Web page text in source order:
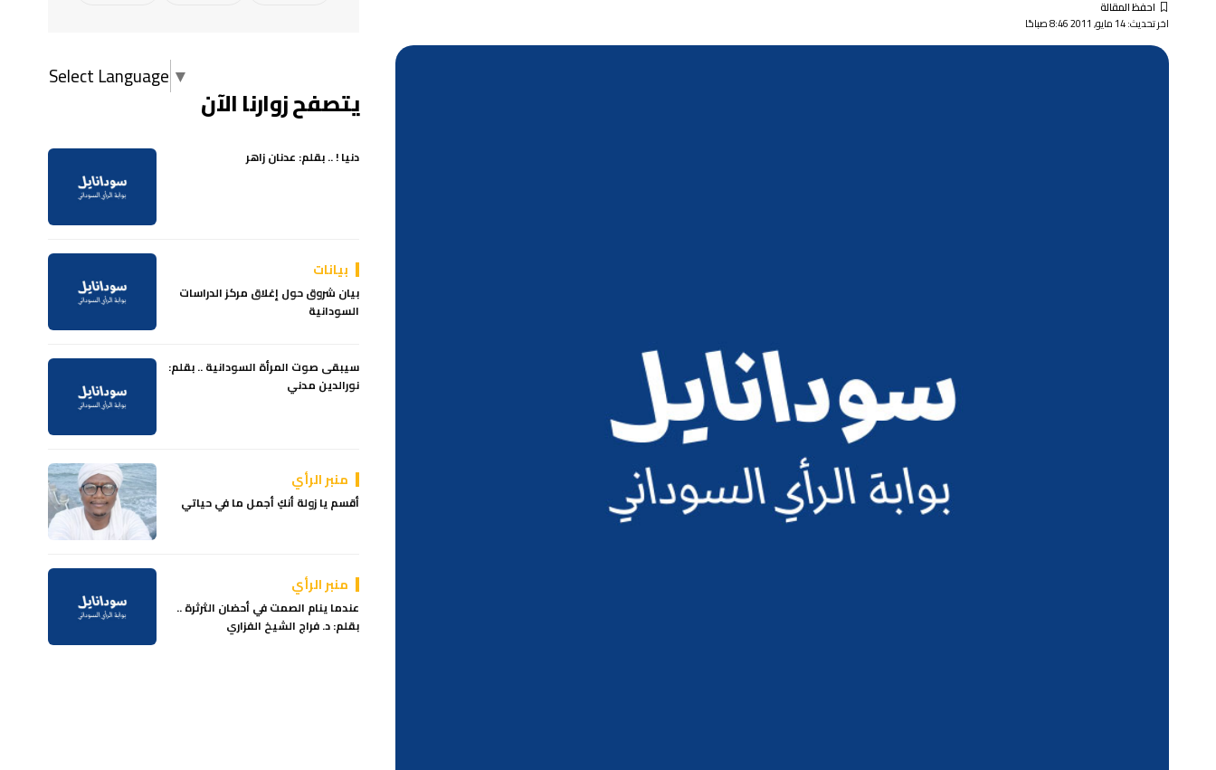
اخر تحديث: 14 مايو, 2011 8:46 صباحًا
Select Language ▼
يتصفح زوارنا الآن
دنيا ! .. بقلم: عدنان زاهر
بيانات
بيان شروق حول إغلاق مركز الدراسات
السودانية
سيبقى صوت المرأة السودانية .. بقلم:
نورالدين مدني
منبر الرأي
أقسم يا زولة أنكِ أجمل ما في حياتي
منبر الرأي
عندما ينام الصمت في أحضان الثرثرة ..
بقلم: د. فراج الشيخ الفزاري